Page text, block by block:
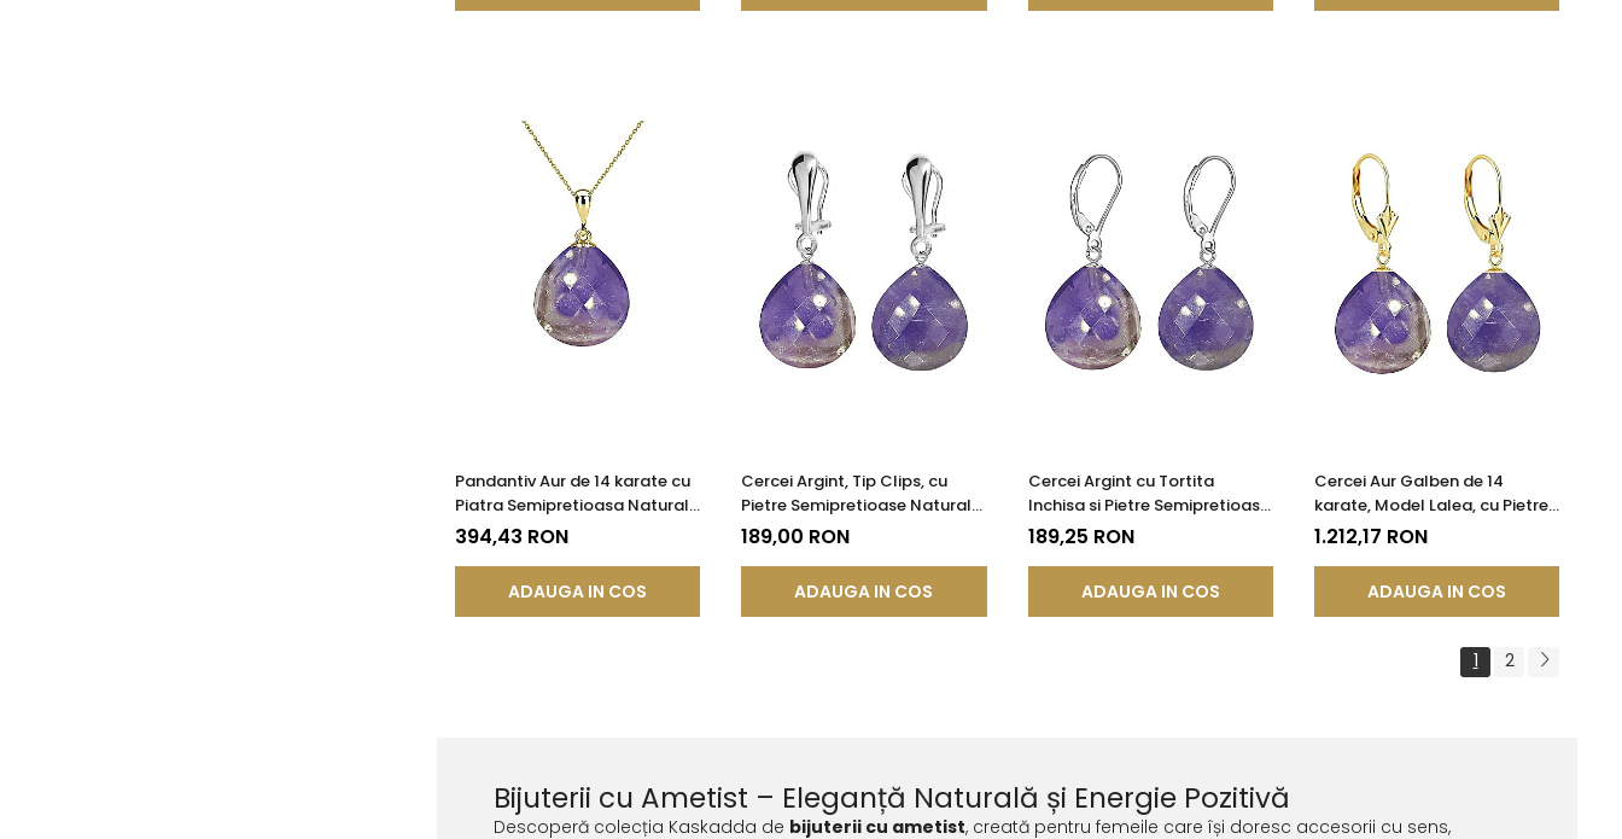
Pandantiv Aur de 14 karate cu
Piatra Semipretioasa Naturala
de Ametist Fatetat
394,43 RON
ADAUGA IN COS
Cercei Argint, Tip Clips, cu
Pietre Semipretioase Naturale
de Ametist Fatetat
189,00 RON
ADAUGA IN COS
Cercei Argint cu Tortita
Inchisa si Pietre Semipretioase
Naturale de Ametist Fatetat
189,25 RON
ADAUGA IN COS
Cercei Aur Galben de 14
karate, Model Lalea, cu Pietre
Semipretioase Naturale de
1.212,17 RON
ADAUGA IN COS
1 2
Bijuterii cu Ametist – Eleganță Naturală și Energie Pozitivă
Descoperă colecția Kaskadda de bijuterii cu ametist, creată pentru femeile care își doresc accesorii cu sens,